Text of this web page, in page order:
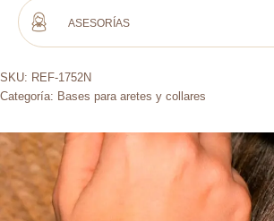
ASESORÍAS
SKU: REF-1752N
Categoría: Bases para aretes y collares